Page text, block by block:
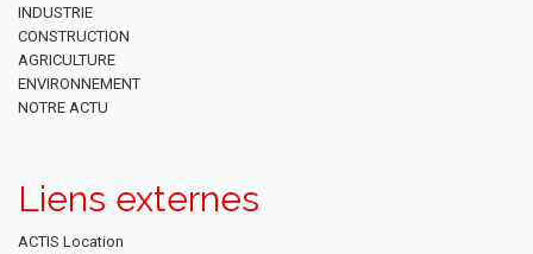
INDUSTRIE
CONSTRUCTION
AGRICULTURE
ENVIRONNEMENT
NOTRE ACTU
Liens externes
ACTIS Location